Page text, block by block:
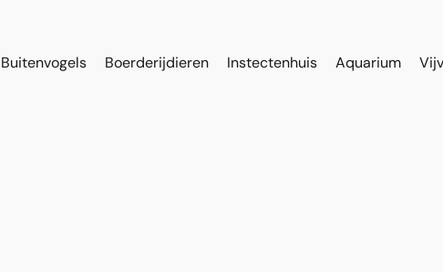
Buitenvogels Boerderijdieren Instectenhuis Aquarium